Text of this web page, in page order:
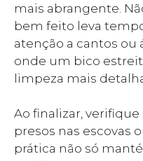
mais abrangente.
bem feito leva
atenção a cantos ou
onde um bico
limpeza mais
Ao finalizar,
presos nas escovas
prática não só